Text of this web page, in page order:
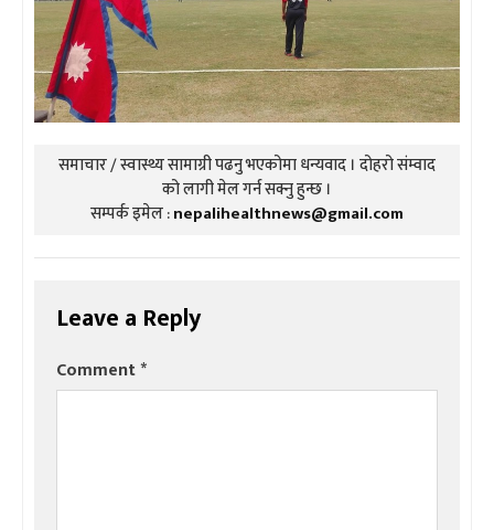
समाचार / स्वास्थ्य सामाग्री पढनु भएकोमा धन्यवाद । दोहरो संम्वाद
को लागी मेल गर्न सक्नु हुन्छ ।
सम्पर्क इमेल :nepalihealthnews@gmail.com
Leave a Reply
Comment*